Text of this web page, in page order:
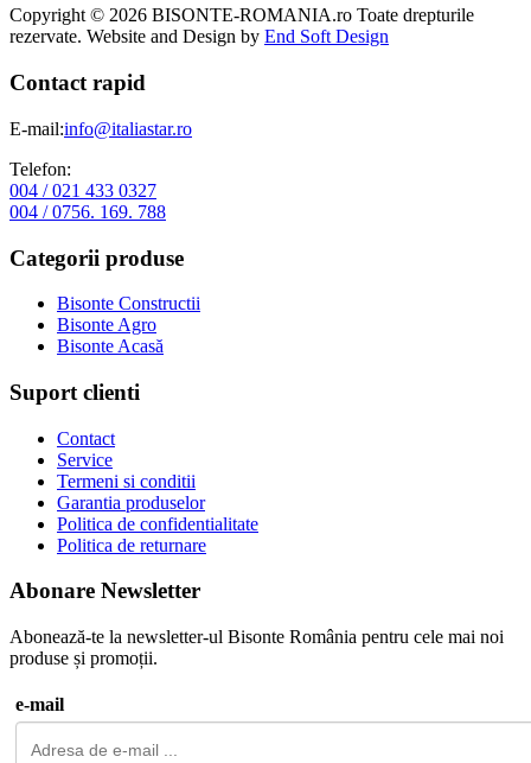
Copyright © 2026 BISONTE-ROMANIA.ro Toate drepturile
rezervate. Website and Design by End Soft Design
Contact rapid
E-mail:info@italiastar.ro
Telefon:
004 / 021 433 0327
004 / 0756. 169. 788
Categorii produse
Bisonte Constructii
Bisonte Agro
Bisonte Acasă
Suport clienti
Contact
Service
Termeni si conditii
Garantia produselor
Politica de confidentialitate
Politica de returnare
Abonare Newsletter
Abonează-te la newsletter-ul Bisonte România pentru cele mai noi
produse și promoții.
e-mail